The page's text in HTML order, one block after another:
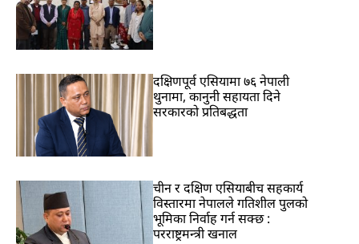
दक्षिणपूर्व एसियामा ७६ नेपाली
थुनामा, कानुनी सहायता दिने
सरकारको प्रतिबद्धता
चीन र दक्षिण एसियाबीच सहकार्य
विस्तारमा नेपालले गतिशील पुलको
भूमिका निर्वाह गर्न सक्छ :
परराष्ट्रमन्त्री खनाल